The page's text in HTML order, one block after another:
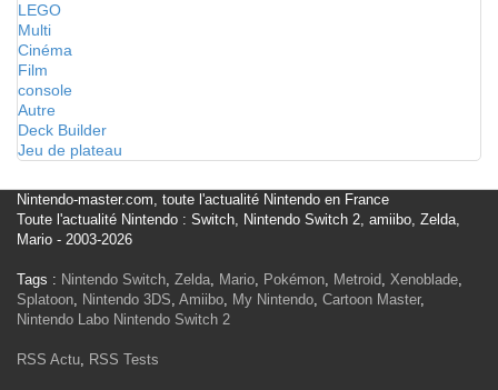
LEGO
Multi
Cinéma
Film
console
Autre
Deck Builder
Jeu de plateau
Nintendo-master.com, toute l'actualité Nintendo en France
Toute l'actualité Nintendo : Switch, Nintendo Switch 2, amiibo, Zelda,
Mario - 2003-2026
Tags : Nintendo Switch, Zelda, Mario, Pokémon, Metroid, Xenoblade,
Splatoon, Nintendo 3DS, Amiibo, My Nintendo, Cartoon Master,
Nintendo Labo Nintendo Switch 2
RSS Actu, RSS Tests